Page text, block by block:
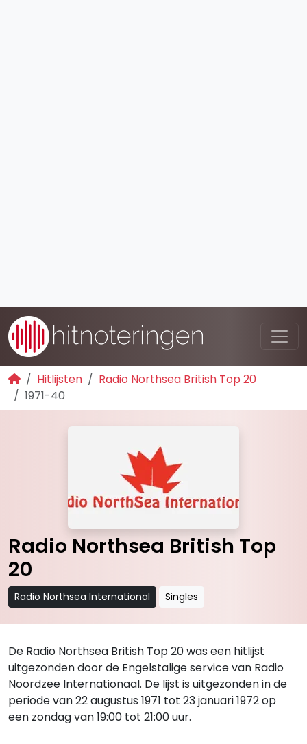
Hitlijsten
Radio Northsea British Top 20
1971-40
Radio Northsea British Top
20
Radio Northsea International Singles
De Radio Northsea British Top 20 was een hitlijst
uitgezonden door de Engelstalige service van Radio
Noordzee Internationaal. De lijst is uitgezonden in de
periode van 22 augustus 1971 tot 23 januari 1972 op
een zondag van 19:00 tot 21:00 uur.